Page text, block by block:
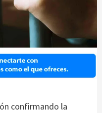
confirmando la